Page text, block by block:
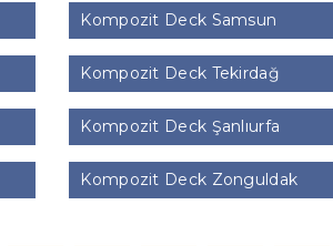
Kompozit Deck Samsun
Kompozit Deck Tekirdağ
Kompozit Deck Şanlıurfa
Kompozit Deck Zonguldak